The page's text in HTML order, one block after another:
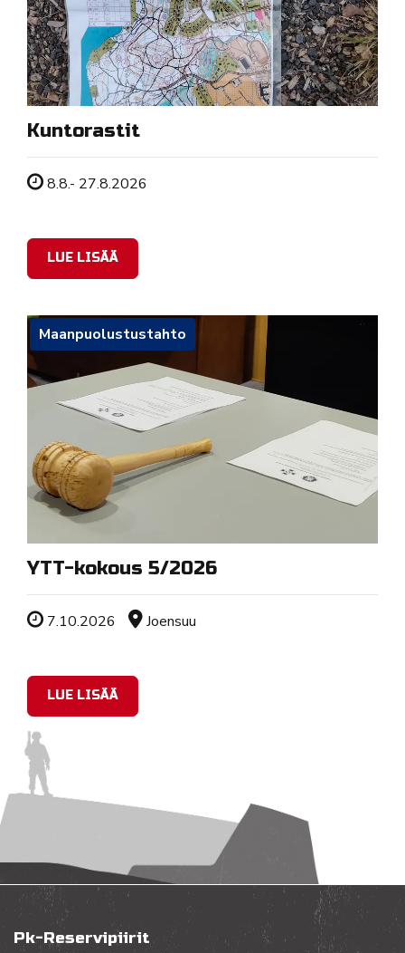
Kuntorastit
Tapahtuman ajankohta
8.8.- 27.8.2026
LUE LISÄÄ
Maanpuolustustahto
YTT-kokous 5/2026
Tapahtuman ajankohta
7.10.2026 Sijainti
Joensuu
LUE LISÄÄ
Pk-Reservipiirit